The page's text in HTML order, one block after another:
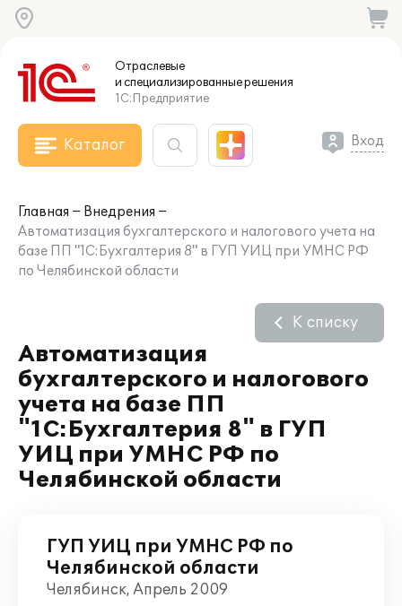
Отраслевые
и специализированныерешения
1С:Предприятие
Каталог Вход
Главная
Внедрения
Автоматизация бухгалтерского и налогового учета на
базе ПП "1С:Бухгалтерия 8" в ГУП УИЦ при УМНС РФ
по Челябинской области
Автоматизация
бухгалтерского и налогового
учета на базе ПП
"1С:Бухгалтерия 8" в ГУП
УИЦ при УМНС РФ по
Челябинской области
К списку
ГУП УИЦ при УМНС РФ по
Челябинской области
Челябинск, Апрель 2009